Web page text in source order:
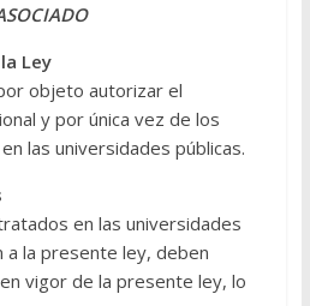
Ley
objeto autorizar el
y por única vez de los
las universidades públicas.
en las universidades
a la presente ley, deben
vigor de la presente ley, lo